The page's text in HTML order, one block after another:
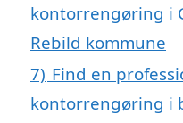
kontorrengøring i
Rebild kommune
7) Find en
kontorrengøring i